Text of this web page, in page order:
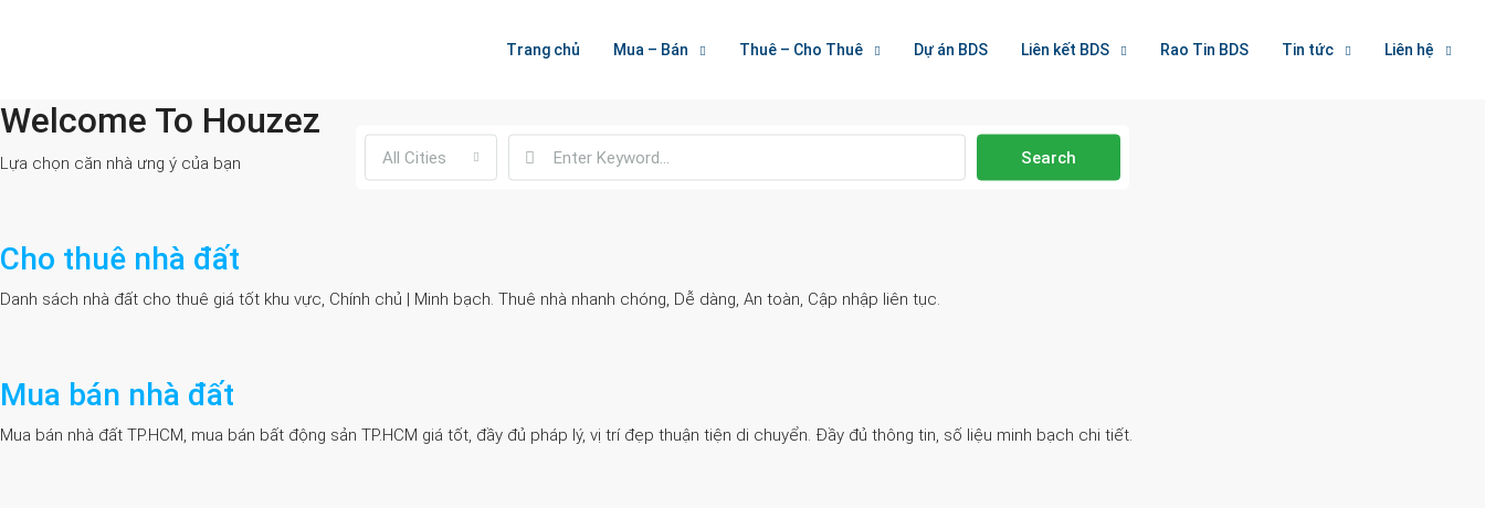
Trang chủ Mua – Bán Thuê – Cho Thuê Dự án BDS Liên kết BDS Rao Tin BDS Tin tức Liên hệ
Welcome To Houzez
All Cities Search
Welcome To Houzez
Lựa chọn căn nhà ưng ý của bạn
Cho thuê nhà đất
Danh sách nhà đất cho thuê giá tốt khu vực, Chính chủ | Minh bạch. Thuê nhà nhanh chóng, Dễ dàng, An toàn, Cập nhập liên tục.
Mua bán nhà đất
Mua bán nhà đất TP.HCM, mua bán bất động sản TP.HCM giá tốt, đầy đủ pháp lý, vị trí đẹp thuận tiện di chuyển. Đầy đủ thông tin, số liệu minh bạch chi tiết.